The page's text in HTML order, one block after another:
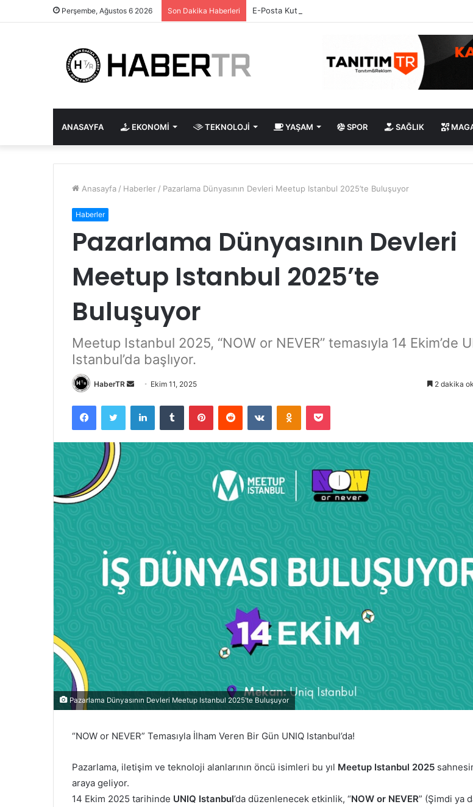
Perşembe, Ağustos 6 2026 Son Dakika Haberleri E-Posta Kutunuz Aslında Ne Kadar Güvenli?
ANASAYFA EKONOMI TEKNOLOJI YAŞAM SPOR SAĞLIK
Anasayfa / Haberler / Pazarlama Dünyasının Devleri Meetup Istanbul 2025’te Buluşuyor
Haberler
Pazarlama Dünyasının Devleri
Meetup Istanbul 2025’te
Buluşuyor
Meetup Istanbul 2025, “NOW or NEVER” temasıyla 14 Ekim’de
Istanbul’da başlıyor.
HaberTR
Bir
posta
göndermek
Ekim 11, 2025 2 dakika
FacebookTwitter LinkedInTumblr PinterestReddit VKontakteOdnoklassniki
Pocket
Pazarlama Dünyasının Devleri Meetup Istanbul 2025’te Buluşuyor
“NOW or NEVER” Temasıyla İlham Veren Bir Gün UNIQ Istanbul’da!
Pazarlama, iletişim ve teknoloji alanlarının öncü isimleri bu yıl Meetup Istanbul 2025
araya geliyor.
14 Ekim 2025 tarihinde UNIQ Istanbul’da düzenlenecek etkinlik, “NOW or NEVER” (Şimdi ya